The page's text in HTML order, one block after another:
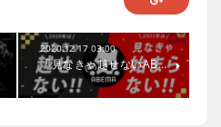
2020.12.17 03:00
「見なきゃ越せないAB…